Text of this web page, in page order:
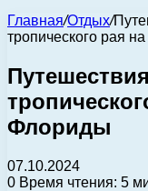
Главная/Отдых/
тропического рая
Флориды
07.10.2024
0 Время чтения: 5